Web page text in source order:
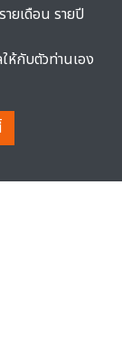
ยเดือน รายปี
ห้กับตัวท่านเอง